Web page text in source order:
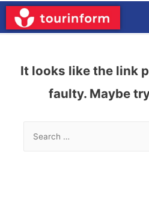
It looks like the link
faulty. Maybe